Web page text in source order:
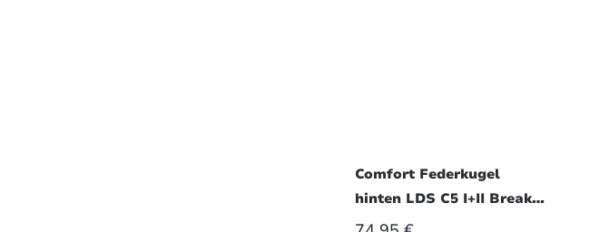
Comfort Federkugel
hinten LDS C5 I+II Break
Hydractive 3